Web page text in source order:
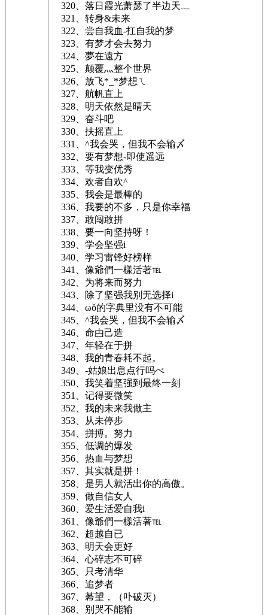
320、落日霞光萧瑟了半边天﹏
321、转身&未来
322、尝自我血-扛自我的梦
323、有梦才会去努力
324、夢在遠方
325、颠覆灬整个世界
326、放飞*_*梦想ㄟ
327、航帆直上
328、明天依然是晴天
329、奋斗吧
330、扶摇直上
331、^我会哭，但我不会输〆
332、要有梦想-即使遥远
333、等我变优秀
334、欢者自欢^
335、我会是最棒的
336、我要的不多，只是你幸福
337、敢闯敢拼
338、要一向坚持呀！
339、学会坚强i
340、学习雷锋好榜样
341、像爺們一樣活著℡
342、为将来而努力
343、除了坚强我别无选择i
344、ωǒ的字典里没有不可能
345、^我会哭，但我不会输〆
346、命甴己造
347、年轻在于拼
348、我的青春耗不起。
349、-姑娘出息点行吗べ
350、我笑着坚强到最终一刻ゞ
351、记得要微笑
352、我的未来我做主
353、从未停步
354、拼搏。努力
355、低调的爆发
356、热血与梦想
357、其实就是拼！
358、是男人就活出你的高傲。
359、做自信女人
360、爱生活爱自我i
361、像爺們一樣活著℡
362、超越自已
363、明天会更好
364、心碎志不可碎
365、只考清华
366、追梦者
367、莃望，（卟破灭）
368、别哭不能输